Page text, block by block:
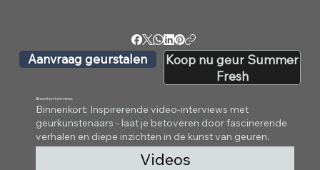
Aanvraag geurstalen
Koop nu geur Summer
Fresh
Binnenkort interviews
Binnenkort: Inspirerende video-interviews met
geurkunstenaars - laat je betoveren door fascinerende
verhalen en diepe inzichten in de kunst van geuren.
Videos